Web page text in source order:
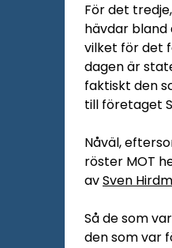
För det
hävdar bland
vilket för det
dagen är
faktiskt den
till företaget
Nåväl,
röster MOT
avSven
Så de som
den som var